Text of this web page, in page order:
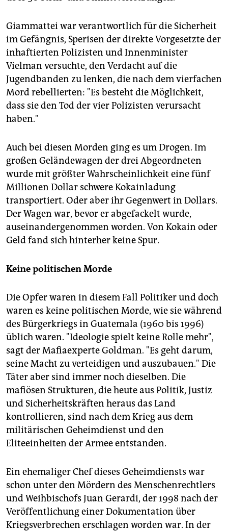
Giammattei war verantwortlich für die Sicherheit
im Gefängnis, Sperisen der direkte Vorgesetzte der
inhaftierten Polizisten und Innenminister
Vielman versuchte, den Verdacht auf die
Jugendbanden zu lenken, die nach dem vierfachen
Mord rebellierten: "Es besteht die Möglichkeit,
dass sie den Tod der vier Polizisten verursacht
haben."
Auch bei diesen Morden ging es um Drogen. Im
großen Geländewagen der drei Abgeordneten
wurde mit größter Wahrscheinlichkeit eine fünf
Millionen Dollar schwere Kokainladung
transportiert. Oder aber ihr Gegenwert in Dollars.
Der Wagen war, bevor er abgefackelt wurde,
auseinandergenommen worden. Von Kokain oder
Geld fand sich hinterher keine Spur.
Keine politischen Morde
Die Opfer waren in diesem Fall Politiker und doch
waren es keine politischen Morde, wie sie während
des Bürgerkriegs in Guatemala (1960 bis 1996)
üblich waren. "Ideologie spielt keine Rolle mehr",
sagt der Mafiaexperte Goldman. "Es geht darum,
seine Macht zu verteidigen und auszubauen." Die
Täter aber sind immer noch dieselben. Die
mafiösen Strukturen, die heute aus Politik, Justiz
und Sicherheitskräften heraus das Land
kontrollieren, sind nach dem Krieg aus dem
militärischen Geheimdienst und den
Eliteeinheiten der Armee entstanden.
Ein ehemaliger Chef dieses Geheimdiensts war
schon unter den Mördern des Menschenrechtlers
und Weihbischofs Juan Gerardi, der 1998 nach der
Veröffentlichung einer Dokumentation über
Kriegsverbrechen erschlagen worden war. In der